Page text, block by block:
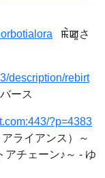
ꯃꯥꯀꯨさ
description/rebirt
ース
?p=4383
ライアンス）～
アチェーン♪～ - ゆ